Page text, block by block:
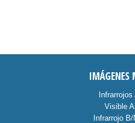
IMÁGENES
Visible
Infrarrojo